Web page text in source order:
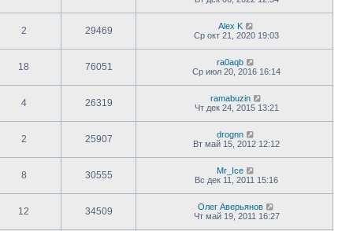
2 29469
Alex K
Ср окт 21, 2020 19:03
18 76051
ra0aqb
Ср июл 20, 2016 16:14
4 26319
ramabuzin
Чт дек 24, 2015 13:21
2 25907
drognn
Вт май 15, 2012 12:12
8 30555
Mr_Ice
Вс дек 11, 2011 15:16
12 34509
Олег Аверьянов
Чт май 19, 2011 16:27